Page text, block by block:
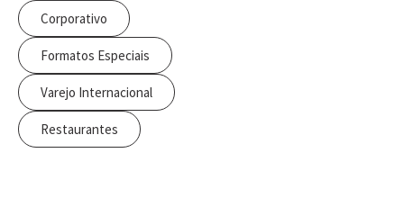
Corporativo
Formatos Especiais
Varejo Internacional
Restaurantes